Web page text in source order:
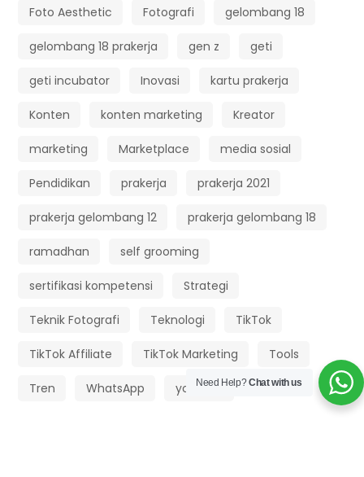
Foto Aesthetic Fotografi gelombang 18
gelombang 18 prakerja gen z geti
geti incubator Inovasi kartu prakerja
Konten konten marketing Kreator
marketing Marketplace media sosial
Pendidikan prakerja prakerja 2021
prakerja gelombang 12 prakerja gelombang 18
ramadhan self grooming
sertifikasi kompetensi Strategi
Teknik Fotografi Teknologi TikTok
TikTok Affiliate TikTok Marketing Tools
Tren WhatsApp youtube
Need Help?Chat with us